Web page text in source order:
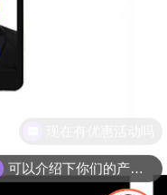
可以介绍下你们的产品么